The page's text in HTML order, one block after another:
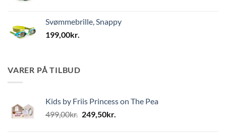
Svømmebrille, Snappy
199,00kr.
VARER PÅ TILBUD
Kids by Friis Princess on The Pea
499,00kr. Den
249,50kr.